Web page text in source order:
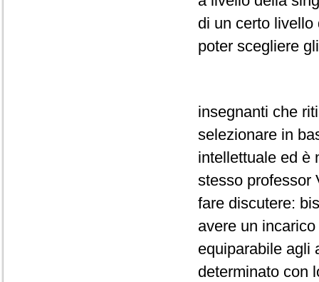
di un certo
poter scegliere gli
insegnanti che
selezionare in
intellettuale ed è
stesso professor
fare discutere:
avere un
equiparabile agli
determinato con